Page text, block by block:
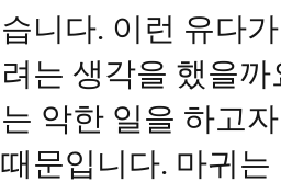
습니다. 이런 유다
려는 생각을 했을
는 악한 일을 하고
때문입니다. 마귀